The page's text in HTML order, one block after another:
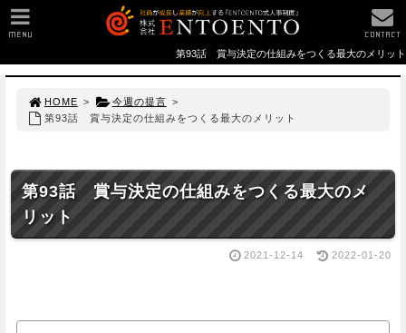
第93話 賞与決定の仕組みをつくる最大のメリット
HOME > 今週の提言 >
第93話 賞与決定の仕組みをつくる最大のメリット
第93話 賞与決定の仕組みをつくる最大のメ
リット
2021-12-14 2022-01-20
MENU CONTACT